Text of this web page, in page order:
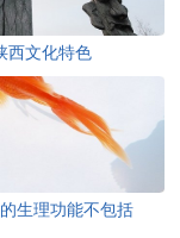
西文化特色
生理功能不包括